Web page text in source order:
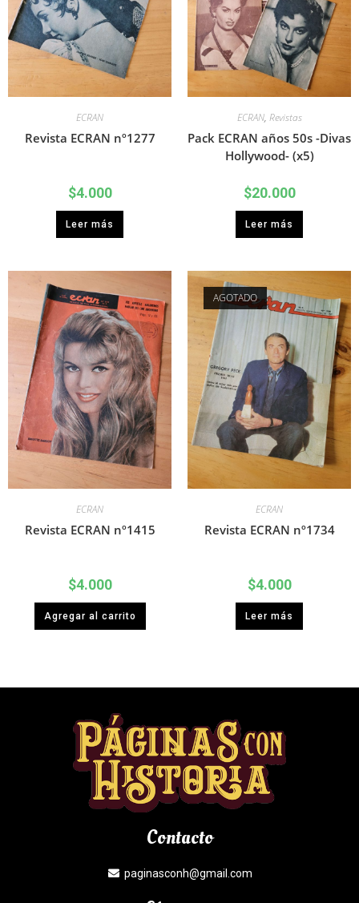
ECRAN
Revista ECRAN nº1277
$4.000
Leer más
ECRAN, Revistas
Pack ECRAN años 50s -Divas
Hollywood- (x5)
$20.000
Leer más
ECRAN
Revista ECRAN nº1415
$4.000
Agregar al carrito
AGOTADO
ECRAN
Revista ECRAN nº1734
$4.000
Leer más
Contacto
paginasconh@gmail.com